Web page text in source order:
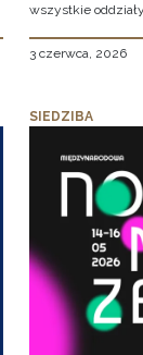
wszystkie oddziały
3 czerwca, 2026
SIEDZIBA